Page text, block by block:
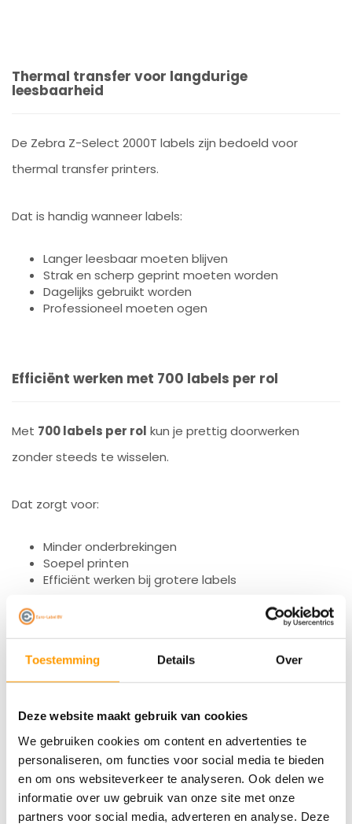
Toestemming Details Over
Deze website maakt gebruik van cookies
We gebruiken cookies om content en advertenties te
personaliseren, om functies voor social media te bieden
en om ons websiteverkeer te analyseren. Ook delen we
informatie over uw gebruik van onze site met onze
partners voor social media, adverteren en analyse. Deze
Thermal transfer voor langdurige
leesbaarheid
De Zebra Z-Select 2000T labels zijn bedoeld voor
thermal transfer printers.
Dat is handig wanneer labels:
Langer leesbaar moeten blijven
Strak en scherp geprint moeten worden
Dagelijks gebruikt worden
Professioneel moeten ogen
Efficiënt werken met 700 labels per rol
Met 700 labels per rol kun je prettig doorwerken
zonder steeds te wisselen.
Dat zorgt voor:
Minder onderbrekingen
Soepel printen
Efficiënt werken bij grotere labels
Aanbevolen linten
2300 wax
3200 wax/hars
3400 wax/hars